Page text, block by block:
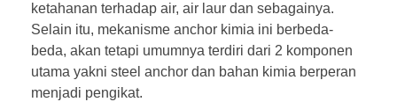
ketahanan terhadap air, air laur dan sebagainya.
Selain itu, mekanisme anchor kimia ini berbeda-
beda, akan tetapi umumnya terdiri dari 2 komponen
utama yakni steel anchor dan bahan kimia berperan
menjadi pengikat.